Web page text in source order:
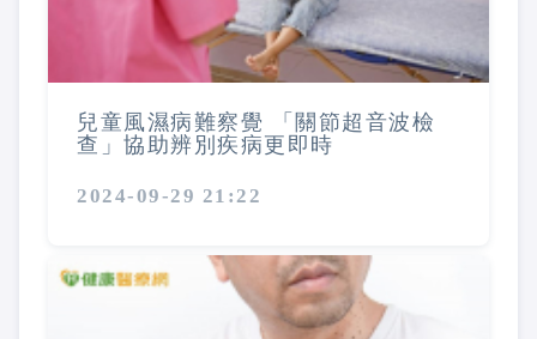
兒童風濕病難察覺 「關節超音波檢
查」協助辨別疾病更即時
2024-09-29 21:22